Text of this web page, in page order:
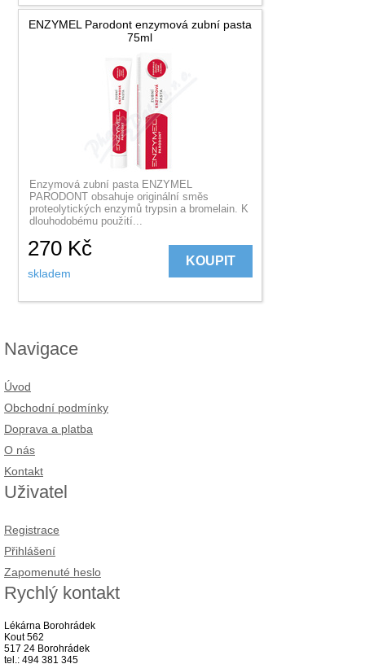
ENZYMEL Parodont enzymová zubní pasta
75ml
Enzymová zubní pasta ENZYMEL
PARODONT obsahuje originální směs
proteolytických enzymů trypsin a bromelain. K
dlouhodobému použití...
270 Kč
skladem
KOUPIT
Navigace
Úvod
Obchodní podmínky
Doprava a platba
O nás
Kontakt
Uživatel
Registrace
Přihlášení
Zapomenuté heslo
Rychlý kontakt
Lékárna Borohrádek
Kout 562
517 24 Borohrádek
tel.: 494 381 345